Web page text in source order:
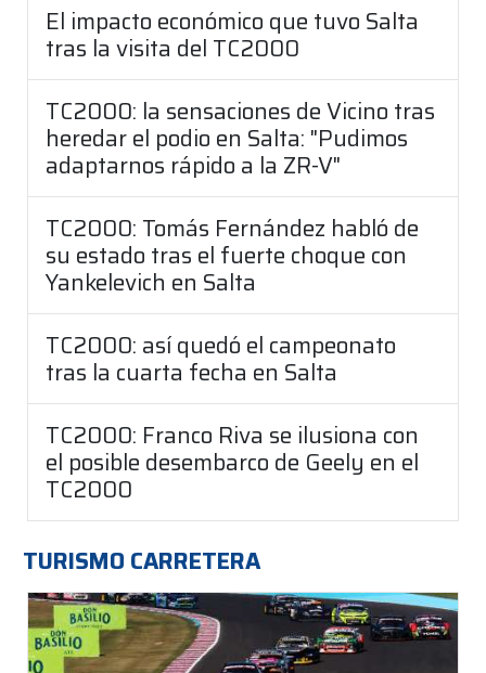
El impacto económico que tuvo Salta
tras la visita del TC2000
TC2000: la sensaciones de Vicino tras
heredar el podio en Salta: "Pudimos
adaptarnos rápido a la ZR-V"
TC2000: Tomás Fernández habló de
su estado tras el fuerte choque con
Yankelevich en Salta
TC2000: así quedó el campeonato
tras la cuarta fecha en Salta
TC2000: Franco Riva se ilusiona con
el posible desembarco de Geely en el
TC2000
TURISMO CARRETERA